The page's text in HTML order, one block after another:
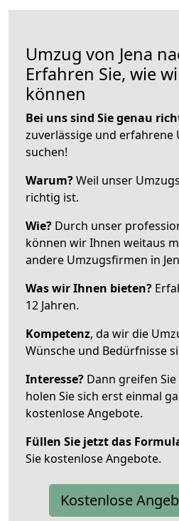
Umzug von Jena
Erfahren Sie, wie
können
Bei uns sind Sie genau
zuverlässige und erfahrene
suchen!
Warum?Weil unser
richtig ist.
Wie? Durch unser
können wir Ihnen weitaus
andere Umzugsfirmen in
Was wir Ihnen bieten?
12 Jahren.
Kompetenz, da wir die
Wünsche und Bedürfnisse
Interesse? Dann greifen
holen Sie sich erst einmal
kostenlose Angebote.
Füllen Sie jetzt das
Sie kostenlose Angebote.
Kostenlose